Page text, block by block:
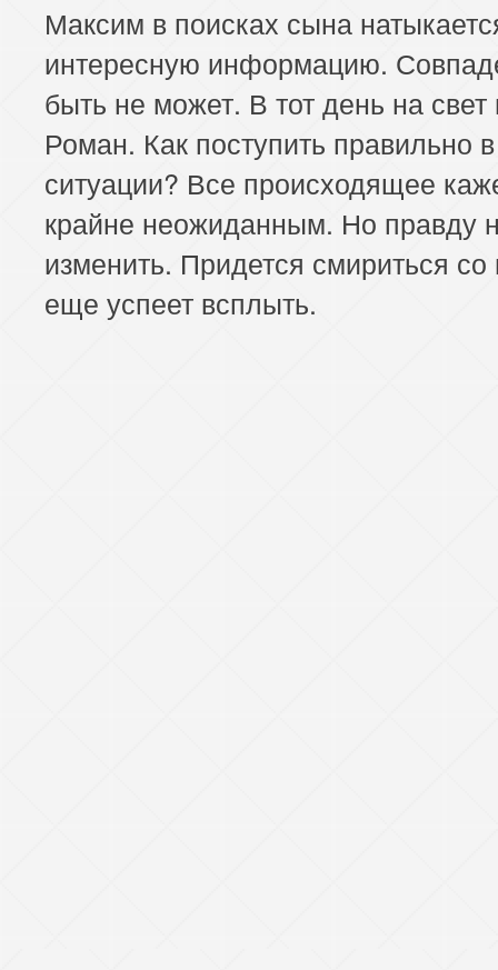
Максим в поисках сына
интересную информацию.
быть не может. В тот день на
Роман. Как поступить правильно
ситуации? Все происходящее
крайне неожиданным. Но правду
изменить. Придется смириться со
еще успеет всплыть.